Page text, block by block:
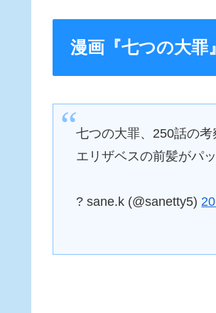
漫画『七つの大
七つの大罪、250話の考
エリザベスの前髪がパ
? sane.k (@sanetty5)